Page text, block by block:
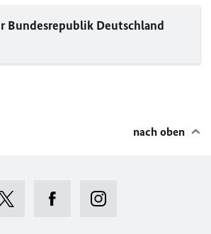
Bundesrepublik Deutschland
nach oben